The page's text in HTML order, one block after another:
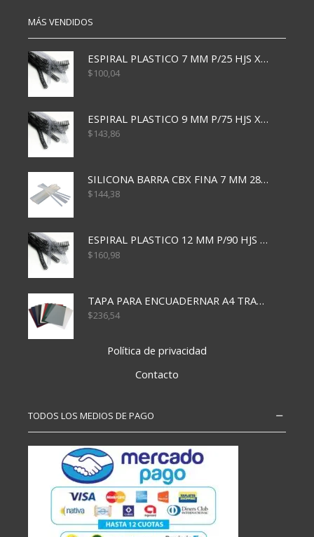
MÁS VENDIDOS
ESPIRAL PLASTICO 7 MM P/25 HJS X50x3000
$100,04
ESPIRAL PLASTICO 9 MM P/75 HJS X50X2400
$143,86
SILICONA BARRA CBX FINA 7 MM 28 CM
$144,38
ESPIRAL PLASTICO 12 MM P/90 HJS X50X1500
$160,98
TAPA PARA ENCUADERNAR A4 TRANSP x50x500
$236,54
Política de privacidad
Contacto
TODOS LOS MEDIOS DE PAGO